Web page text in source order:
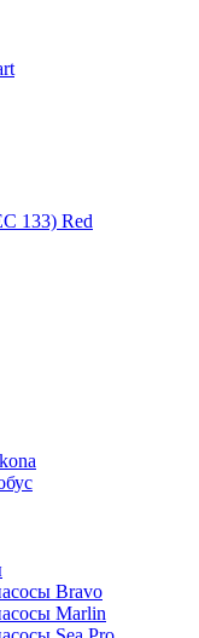
133) Red
Bravo
Marlin